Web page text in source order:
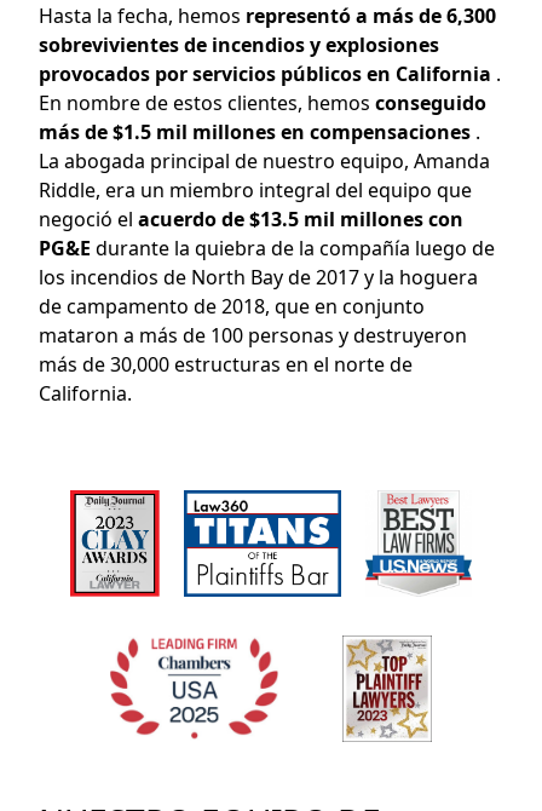
Hasta la fecha, hemos representó a más de 6,300
sobrevivientes de incendios y explosiones
provocados por servicios públicos en California .
En nombre de estos clientes, hemos conseguido
más de $1.5 mil millones en compensaciones .
La abogada principal de nuestro equipo, Amanda
Riddle, era un miembro integral del equipo que
negoció el acuerdo de $13.5 mil millones con
PG&E durante la quiebra de la compañía luego de
los incendios de North Bay de 2017 y la hoguera
de campamento de 2018, que en conjunto
mataron a más de 100 personas y destruyeron
más de 30,000 estructuras en el norte de
California.